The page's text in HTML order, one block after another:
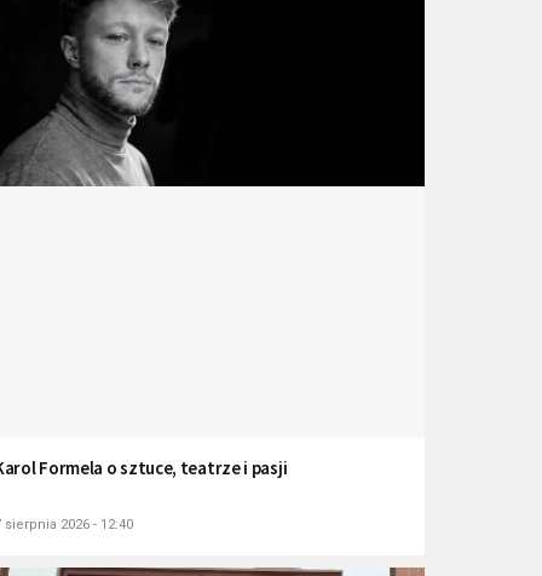
Formela o sztuce, teatrze i pasji
sierpnia 2026 - 12:40